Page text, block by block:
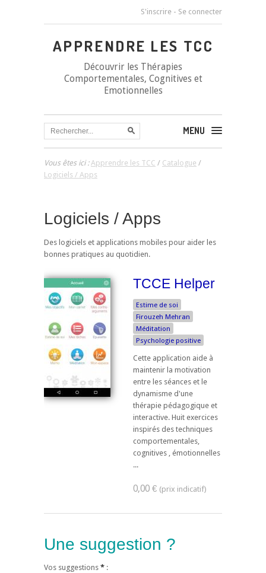
S'inscrire - Se connecter
APPRENDRE LES TCC
Découvrir les Thérapies
Comportementales, Cognitives et
Emotionnelles
MENU
Vous êtes ici :Apprendre les TCC / Catalogue /
Logiciels / Apps
Logiciels / Apps
Des logiciels et applications mobiles pour aider les
bonnes pratiques au quotidien.
TCCE Helper
Estime de soi
Firouzeh Mehran
Méditation
Psychologie positive
Cette application aide à
maintenir la motivation
entre les séances et le
dynamisme d'une
thérapie pédagogique et
interactive. Huit exercices
inspirés des techniques
comportementales,
cognitives , émotionnelles
...
0,00 €
Une suggestion ?
Vos suggestions * :